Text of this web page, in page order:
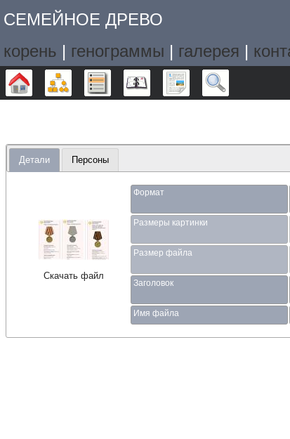
СЕМЕЙНОЕ ДРЕВО
корень | генограммы | галерея |
Дерево Графики Списки Календарь Отчёты
Детали Персоны
Скачать файл
Формат
Размеры картинки
Размер файла
Заголовок
Имя файла